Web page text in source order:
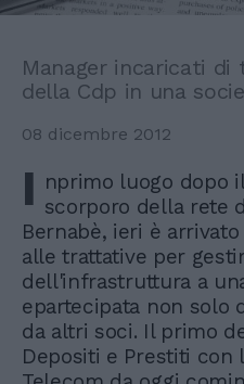
Manager incaricati di
della Cdp in una
08 dicembre 2012
I nprimo luogo dopo
scorporo della rete
Bernabè, ieri è
alle trattative per
dell'infrastruttura a
epartecipata non solo
da altri soci. Il primo
Depositi e Prestiti con